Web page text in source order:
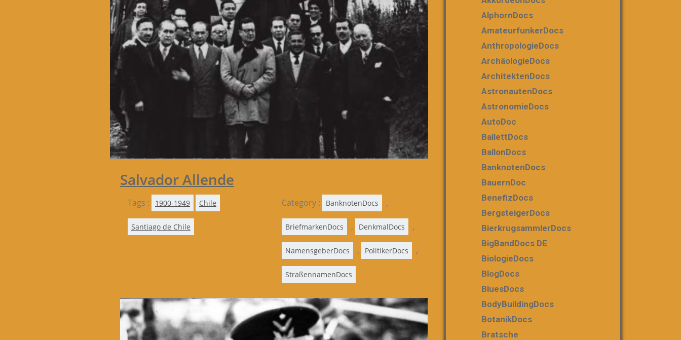
Salvador Allende
Tags : 1900-1949 Chile
Santiago de Chile
Category : BanknotenDocs ,
BriefmarkenDocs , DenkmalDocs ,
NamensgeberDocs , PolitikerDocs ,
StraßennamenDocs
AlphornDocs
AmateurfunkerDocs
AnthropologieDocs
ArchäologieDocs
ArchitektenDocs
AstronautenDocs
AstronomieDocs
AutoDoc
BallettDocs
BallonDocs
BanknotenDocs
BauernDoc
BenefizDocs
BergsteigerDocs
BierkrugsammlerDocs
BigBandDocs DE
BiologieDocs
BlogDocs
BluesDocs
BodyBuildingDocs
BotanikDocs
Bratsche